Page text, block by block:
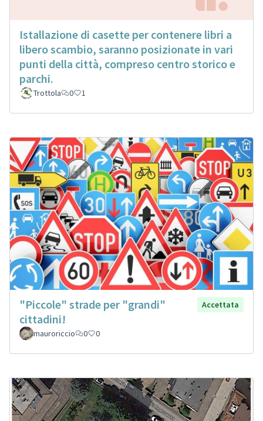
Istallazione di casette per contenere libri a
libero scambio, saranno posizionate in vari
punti della città, compreso centro storico e
parchi.
Trottola 0 1
"Piccole" strade per "grandi"
cittadini!
Accettata
mauroriccio 0 0